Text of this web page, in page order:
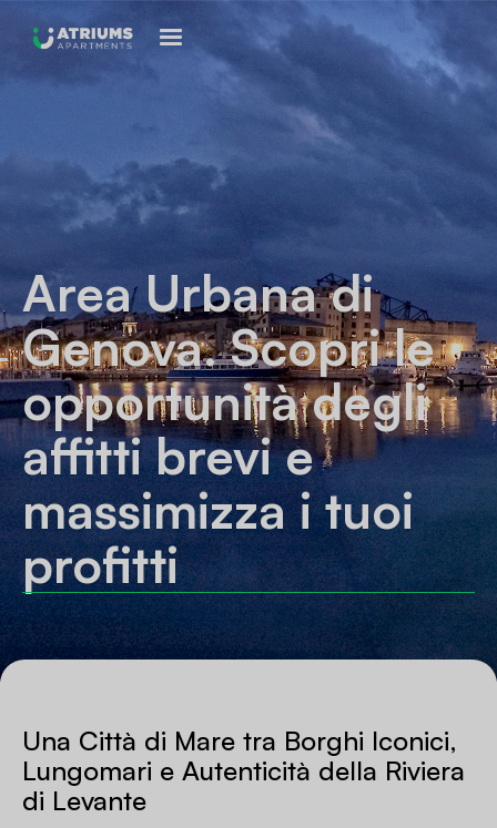
Area Urbana di
Genova. Scopri le
opportunità degli
affitti brevi e
massimizza i tuoi
profitti
Una Città di Mare tra Borghi Iconici,
Lungomari e Autenticità della Riviera
di Levante